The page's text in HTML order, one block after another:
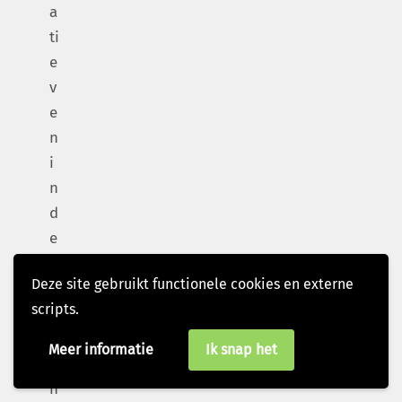
Deze site gebruikt functionele cookies en externe
scripts.
Meer informatie Ik snap het
a
ti
e
v
e
n
i
n
d
e
e
m
n